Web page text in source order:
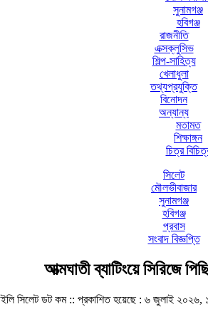
সুনামগঞ্জ
হবিগঞ্জ
রাজনীতি
এক্সক্লুসিভ
শিল্প-সাহিত্য
খেলাধুলা
তথ্যপ্রযুক্তি
বিনোদন
অন্যান্য
মতামত
শিক্ষাঙ্গন
চিত্র
সিলেট
মৌলভীবাজার
সুনামগঞ্জ
হবিগঞ্জ
প্রবাস
সংবাদ বিজ্ঞপ্তি
আত্মঘাতী ব্যাটিংয়ে সিরিজে
সিলেট ডট কম :: প্রকাশিত হয়েছে : ৬ জুলাই